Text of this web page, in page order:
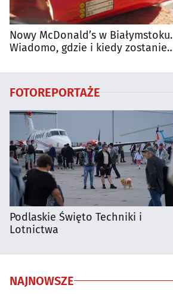
Nowy McDonald’s w Białymstoku.
Wiadomo, gdzie i kiedy zostanie
FOTOREPORTAŻE
Podlaskie Święto Techniki i
Lotnictwa
NAJNOWSZE